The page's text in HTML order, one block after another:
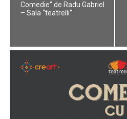
Navigation
Comedie” de Radu Gabriel
– Sala “teatrelli”